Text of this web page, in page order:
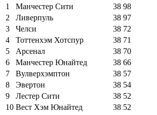
1
Манчестер Сити 38 98
2
Ливерпуль 38 97
3
Челси 38 72
4
Тоттенхэм Хотспур 38 71
5
Арсенал 38 70
6
Манчестер Юнайтед 38 66
7
Вулверхэмптон 38 57
8
Эвертон 38 54
9
Лестер Сити 38 52
10 Вест Хэм Юнайтед 38 52